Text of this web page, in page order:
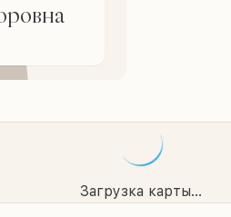
Загрузка карты...